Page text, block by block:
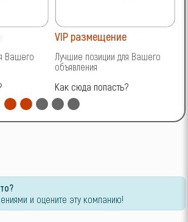
Вашего
VIP размещение
Лучшие позиции для Вашего
объявления
Как сюда попасть?
и оцените эту компанию!